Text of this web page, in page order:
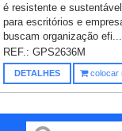
é resistente e
para escritórios e
buscam organização efi...
REF.:GPS2636M
DETALHES colocar